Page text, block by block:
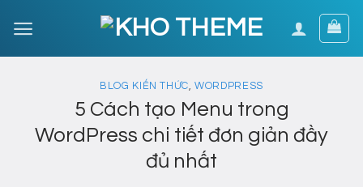
to
content
BLOG KIẾN THỨC,WORDPRESS
5 Cách tạo Menu trong
WordPress chi tiết đơn giản đầy
đủ nhất